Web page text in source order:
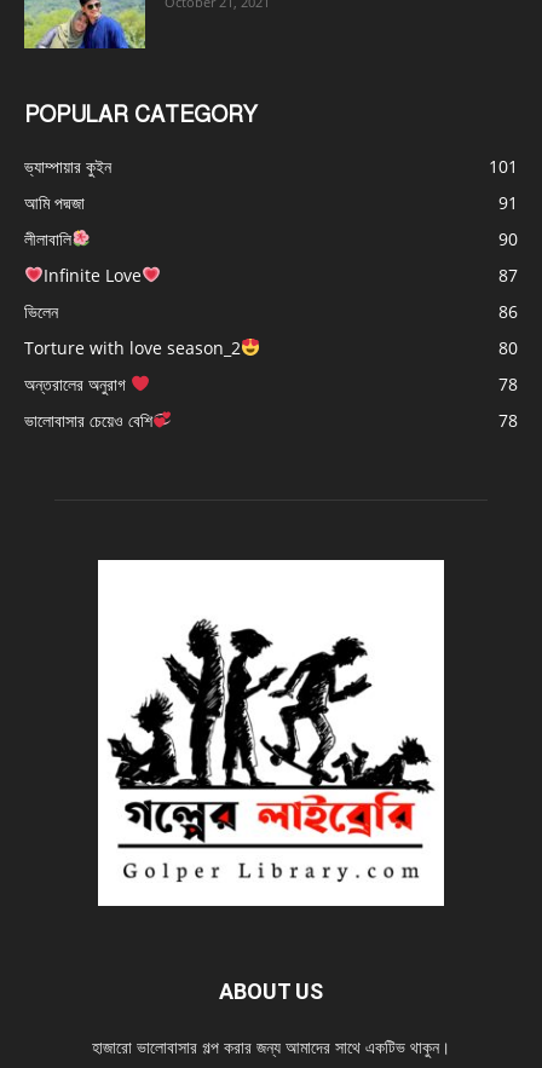
POPULAR CATEGORY
ভ্যাম্পায়ার কুইন
101
আমি পদ্মজা
91
লীলাবালি
90
Infinite Love
87
ভিলেন
86
Torture with love season_2
80
অন্তরালের অনুরাগ
78
ভালোবাসার চেয়েও বেশি
78
ABOUT US
হাজারো ভালোবাসার গল্প করার জন্য আমাদের সাথে একটিভ থাকুন।